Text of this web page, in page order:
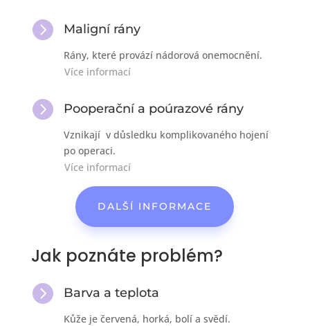
 Maligní rány
Rány, které provází nádorová onemocnění.
Více informací
 Pooperační a poúrazové rány
Vznikají v důsledku komplikovaného hojení
po operaci.
Více informací
DALŠÍ INFORMACE
Jak poznáte problém?
 Barva a teplota
Kůže je červená, horká, bolí a svědí.